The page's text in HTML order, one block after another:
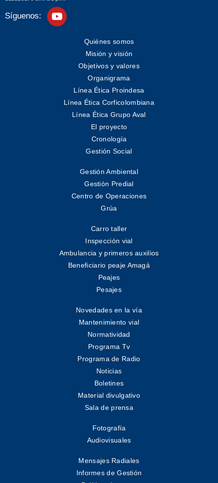
Síguenos:
Quiénes somos
Misión y visión
Objetivos y valores
Organigrama
Línea Ética Proindesa
Línea Ética Corficolombiana
Línea Ética Grupo Aval
El proyecto
Cronología
Gestión Social
Gestión Ambiental
Gestión Predial
Centro de Operaciones
Grúa
Carro taller
Inspección vial
Ambulancia y primeros auxilios
Beneficiario peaje Amagá
Peajes
Pesajes
Novedades en la vía
Mantenimiento vial
Normatividad
Programa Tv
Programa de Radio
Noticias
Boletines
Material divulgativo
Sala de prensa
Fotografía
Audiovisuales
Mensajes Radiales
Informes de Gestión